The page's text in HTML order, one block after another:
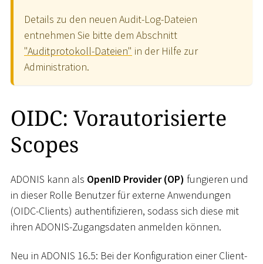
Details zu den neuen Audit-Log-Dateien
entnehmen Sie bitte dem Abschnitt
"Auditprotokoll-Dateien" in der Hilfe zur
Administration.
OIDC: Vorautorisierte
Scopes
ADONIS kann als OpenID Provider (OP) fungieren und
in dieser Rolle Benutzer für externe Anwendungen
(OIDC-Clients) authentifizieren, sodass sich diese mit
ihren ADONIS-Zugangsdaten anmelden können.
Neu in ADONIS 16.5: Bei der Konfiguration einer Client-